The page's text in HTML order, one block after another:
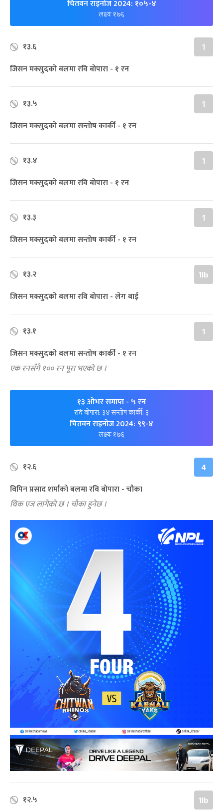
चितवन राइनोज 2024: १०५-४
लक्ष्यः १७६
१३.६ 1
जिसन मक्सुदको बलमा रवि बोपारा - १ रन
१३.५ 1
जिसन मक्सुदको बलमा सन्तोष कार्की - १ रन
१३.४ 1
जिसन मक्सुदको बलमा रवि बोपारा - १ रन
१३.३ 1
जिसन मक्सुदको बलमा सन्तोष कार्की - १ रन
१३.२ 1lb
जिसन मक्सुदको बलमा रवि बोपारा - लेग बाई
१३.१ 1
जिसन मक्सुदको बलमा सन्तोष कार्की - १ रन
एक रनसँगै १०० रन पूरा भएको छ ।
१३ ओभर समाप्त- ५ रन
रवि बोपारा: ३४ सन्तोष कार्की: ३
चितवन राइनोज 2024: ९९-४
लक्ष्यः १७६
१२.६ 4
विपिन प्रसाद शर्माको बलमा रवि बोपारा - चौका
थिक एज लागेको छ । चौका हुनेछ ।
१२.५ 1lb